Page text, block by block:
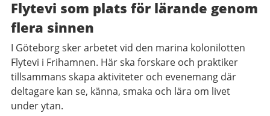
Flytevi som plats för lärande genom
flera sinnen
I Göteborg sker arbetet vid den marina kolonilotten
Flytevi i Frihamnen. Här ska forskare och praktiker
tillsammans skapa aktiviteter och evenemang där
deltagare kan se, känna, smaka och lära om livet
under ytan.